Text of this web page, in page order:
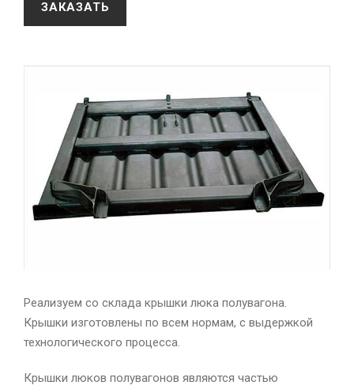
Реализуем со склада крышки люка полувагона.
Крышки изготовлены по всем нормам, с выдержкой
технологического процесса.
Крышки люков полувагонов являются частью